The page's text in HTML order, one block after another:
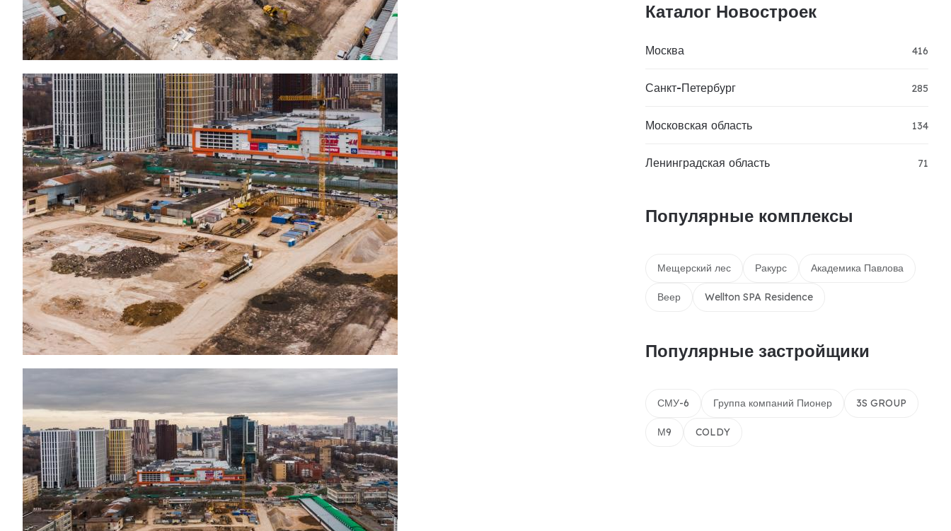
Каталог Новостроек
Москва 416
Санкт-Петербург 285
Московская область 134
Ленинградская область 71
Популярные комплексы
Мещерский лес Ракурс Академика Павлова
Веер Wellton SPA Residence
Популярные застройщики
СМУ-6 Группа компаний Пионер 3S GROUP
М9 COLDY